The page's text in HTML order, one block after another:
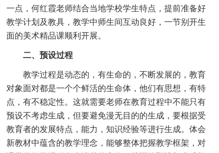
一点，何红霞老师结合当地学校学生特点，提前准备好
教学计划及教具，教学中师生间互动良好，一节别开生
面的美术精品课顺利开展。
二、预设过程
教学过程是动态的，有生命的，不断发展的，教育
对象面对都是一个个鲜活的生命体，他们有思想，有特
点，有不稳定性。这就需要老师在教育过程中不能只有
预设不考虑生成，但要避免漫无目的的生成，要根据受
教育者的发展特点，能力，知识经验等进行生成。体会
新教材中蕴含的教学理念，能够整体把握教学框架，对